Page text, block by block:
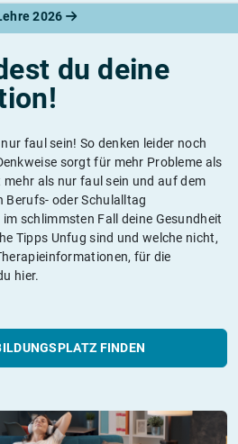
2026
du deine
faul sein! So denken leider noch
sorgt für mehr Probleme als
als nur faul sein und auf dem
Berufs- oder Schulalltag
schlimmsten Fall deine Gesundheit
Tipps Unfug sind und welche nicht,
für die
hier.
FINDEN